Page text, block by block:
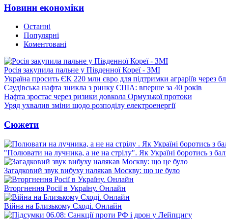
Новини економіки
Останні
Популярні
Коментовані
Росія закупила пальне у Південної Кореї - ЗМІ
Україна просить ЄК 220 млн євро для підтримки аграріїв через
Саудівська нафта зникла з ринку США: вперше за 40 років
Нафта зростає через ризики довкола Ормузької протоки
Уряд ухвалив зміни щодо розподілу електроенергії
Сюжети
"Полювати на лучника, а не на стрілу". Як Україні боротись з
Загадковий звук вибуху налякав Москву: що це було
Вторгнення Росії в Україну. Онлайн
Війна на Близькому Сході. Онлайн